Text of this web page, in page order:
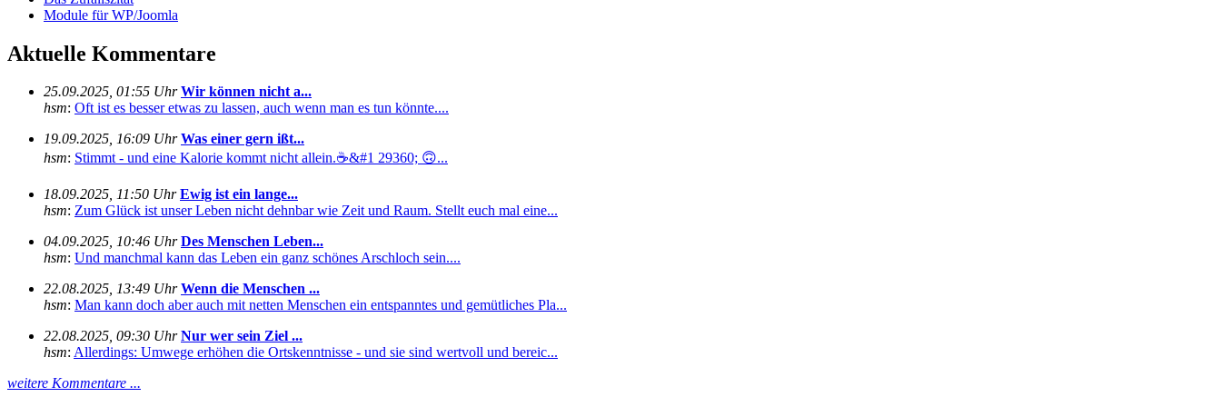
Module für WP/Joomla
Aktuelle Kommentare
25.09.2025, 01:55 Uhr Wir können nicht a...
hsm: Oft ist es besser etwas zu lassen, auch wenn man es tun könnte....
19.09.2025, 16:09 Uhr Was einer gern ißt...
hsm: Stimmt - und eine Kalorie kommt nicht allein.☕&#1 29360; 🙃...
18.09.2025, 11:50 Uhr Ewig ist ein lange...
hsm: Zum Glück ist unser Leben nicht dehnbar wie Zeit und Raum. Stellt euch mal eine...
04.09.2025, 10:46 Uhr Des Menschen Leben...
hsm: Und manchmal kann das Leben ein ganz schönes Arschloch sein....
22.08.2025, 13:49 Uhr Wenn die Menschen ...
hsm: Man kann doch aber auch mit netten Menschen ein entspanntes und gemütliches Pla...
22.08.2025, 09:30 Uhr Nur wer sein Ziel ...
hsm: Allerdings: Umwege erhöhen die Ortskenntnisse - und sie sind wertvoll und bereic...
weitere Kommentare ...